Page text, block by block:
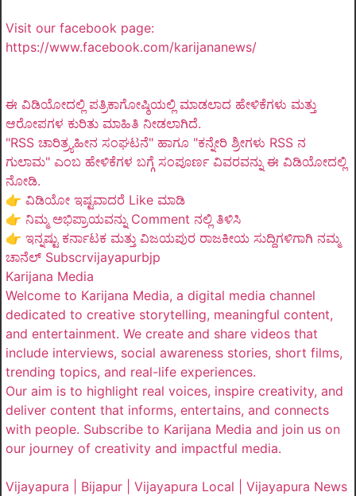
Visit our facebook page:
https://www.facebook.com/karijananews/
ಈ ವಿಡಿಯೋದಲ್ಲಿ ಪತ್ರಿಕಾಗೋಷ್ಠಿಯಲ್ಲಿ ಮಾಡಲಾದ ಹೇಳಿಕೆಗಳು ಮತ್ತು
ಆರೋಪಗಳ ಕುರಿತು ಮಾಹಿತಿ ನೀಡಲಾಗಿದೆ.
"RSS ಚಾರಿತ್ರ್ಯಹೀನ ಸಂಘಟನೆ" ಹಾಗೂ "ಕನ್ನೇರಿ ಶ್ರೀಗಳು RSS ನ
ಗುಲಾಮ" ಎಂಬ ಹೇಳಿಕೆಗಳ ಬಗ್ಗೆ ಸಂಪೂರ್ಣ ವಿವರವನ್ನು ಈ ವಿಡಿಯೋದಲ್ಲಿ
ನೋಡಿ.
👉 ವಿಡಿಯೋ ಇಷ್ಟವಾದರೆ Like ಮಾಡಿ
👉 ನಿಮ್ಮ ಅಭಿಪ್ರಾಯವನ್ನು Comment ನಲ್ಲಿ ತಿಳಿಸಿ
👉 ಇನ್ನಷ್ಟು ಕರ್ನಾಟಕ ಮತ್ತು ವಿಜಯಪುರ ರಾಜಕೀಯ ಸುದ್ದಿಗಳಿಗಾಗಿ ನಮ್ಮ
ಚಾನೆಲ್ Subscrvijayapurbjp
Karijana Media
Welcome to Karijana Media, a digital media channel
dedicated to creative storytelling, meaningful content,
and entertainment. We create and share videos that
include interviews, social awareness stories, short films,
trending topics, and real-life experiences.
Our aim is to highlight real voices, inspire creativity, and
deliver content that informs, entertains, and connects
with people. Subscribe to Karijana Media and join us on
our journey of creativity and impactful media.
Vijayapura | Bijapur | Vijayapura Local | Vijayapura News